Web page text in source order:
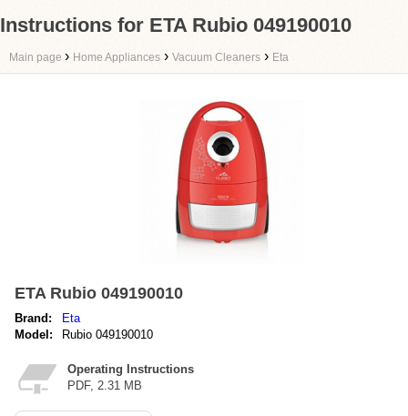
Instructions for ETA Rubio 049190010
Main page › Home Appliances › Vacuum Cleaners › Eta
ETA Rubio 049190010
Brand:
Eta
Model:
Rubio 049190010
Operating Instructions
PDF, 2.31 MB